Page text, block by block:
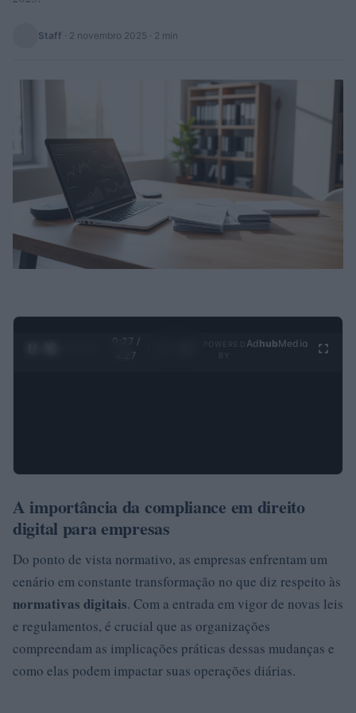
Staff · 2 novembro 2025 · 2 min
0:28 /
4:27
Ad hubMedia
A importância da compliance em direito
digital para empresas
Do ponto de vista normativo, as empresas enfrentam um
cenário em constante transformação no que diz respeito às
normativas digitais. Com a entrada em vigor de novas leis
e regulamentos, é crucial que as organizações
compreendam as implicações práticas dessas mudanças e
como elas podem impactar suas operações diárias.